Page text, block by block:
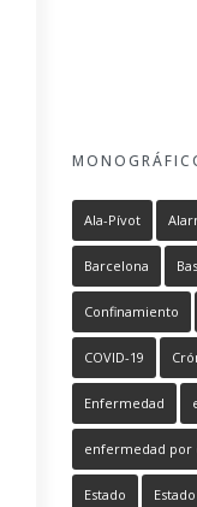
Ala-Pívot
Barcelona
Confinamiento
COVID-19
Enfermedad
enfermedad por
Estado